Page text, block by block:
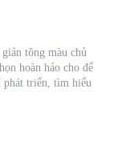
tông màu chủ
hoàn hảo cho để
triển, tìm hiểu